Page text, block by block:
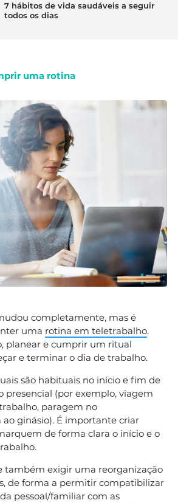
7 hábitos de vida saudáveis a seguir
todos os dias
uma rotina
completamente, mas é
uma rotina em teletrabalho.
planear e cumprir um ritual
e terminar o dia de trabalho.
são habituais no início e fim de
presencial (por exemplo, viagem
paragem no
ginásio). É importante criar
de forma clara o início e o
também exigir uma reorganização
de forma a permitir compatibilizar
pessoal/familiar com as